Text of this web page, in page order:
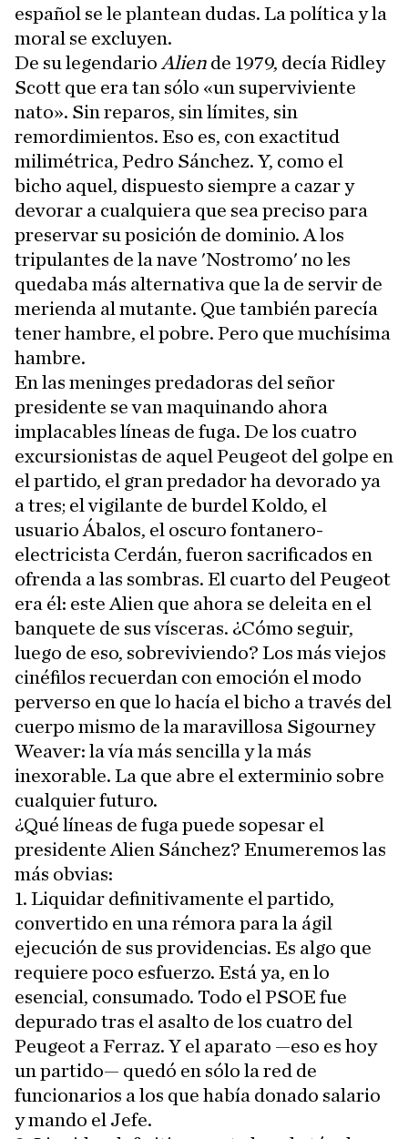
español se le plantean dudas. La política y la
moral se excluyen.
De su legendario Alien de 1979, decía Ridley
Scott que era tan sólo «un superviviente
nato». Sin reparos, sin límites, sin
remordimientos. Eso es, con exactitud
milimétrica, Pedro Sánchez. Y, como el
bicho aquel, dispuesto siempre a cazar y
devorar a cualquiera que sea preciso para
preservar su posición de dominio. A los
tripulantes de la nave 'Nostromo' no les
quedaba más alternativa que la de servir de
merienda al mutante. Que también parecía
tener hambre, el pobre. Pero que muchísima
hambre.
En las meninges predadoras del señor
presidente se van maquinando ahora
implacables líneas de fuga. De los cuatro
excursionistas de aquel Peugeot del golpe en
el partido, el gran predador ha devorado ya
a tres; el vigilante de burdel Koldo, el
usuario Ábalos, el oscuro fontanero-
electricista Cerdán, fueron sacrificados en
ofrenda a las sombras. El cuarto del Peugeot
era él: este Alien que ahora se deleita en el
banquete de sus vísceras. ¿Cómo seguir,
luego de eso, sobreviviendo? Los más viejos
cinéfilos recuerdan con emoción el modo
perverso en que lo hacía el bicho a través del
cuerpo mismo de la maravillosa Sigourney
Weaver: la vía más sencilla y la más
inexorable. La que abre el exterminio sobre
cualquier futuro.
¿Qué líneas de fuga puede sopesar el
presidente Alien Sánchez? Enumeremos las
más obvias:
1. Liquidar definitivamente el partido,
convertido en una rémora para la ágil
ejecución de sus providencias. Es algo que
requiere poco esfuerzo. Está ya, en lo
esencial, consumado. Todo el PSOE fue
depurado tras el asalto de los cuatro del
Peugeot a Ferraz. Y el aparato —eso es hoy
un partido— quedó en sólo la red de
funcionarios a los que había donado salario
y mando el Jefe.